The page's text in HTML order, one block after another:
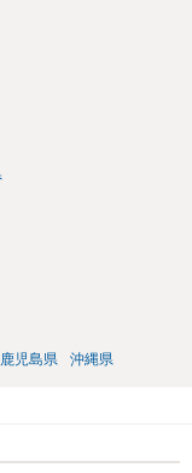
鹿児島県 沖縄県